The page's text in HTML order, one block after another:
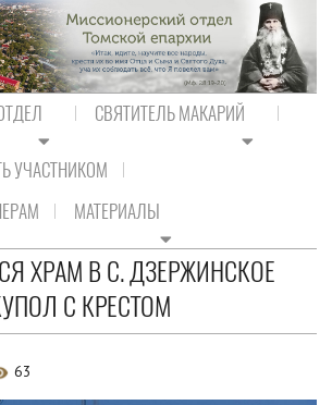
СВЯТИТЕЛЬ МАКАРИЙ
УЧАСТНИКОМ
МАТЕРИАЛЫ
ХРАМ В С. ДЗЕРЖИНСКОЕ
С КРЕСТОМ
63